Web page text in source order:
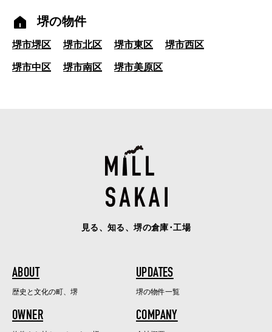
堺の物件
堺市堺区 堺市北区 堺市東区 堺市西区
堺市中区 堺市南区 堺市美原区
見る、知る、堺の倉庫･工場
ABOUT
歴史と文化の町、堺
UPDATES
堺の物件一覧
OWNER COMPANY